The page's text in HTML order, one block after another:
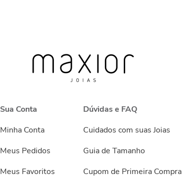
Sua Conta
Minha Conta
Meus Pedidos
Meus Favoritos
Dúvidas e FAQ
Cuidados com suas Joias
Guia de Tamanho
Cupom de Primeira Compra